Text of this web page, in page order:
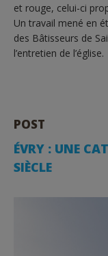
et rouge, celui-ci
Un travail mené en
des Bâtisseurs de
l’entretien de l’église.
POST
ÉVRY : UNE
SIÈCLE